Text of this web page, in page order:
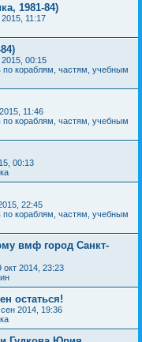
1981-84)
11:17
00:15
по кораблям, частям, учебным
11:46
по кораблям, частям, учебным
00:13
22:45
по кораблям, частям, учебным
вмф город Санкт-
окт 2014, 23:23
остаться!
сен 2014, 19:36